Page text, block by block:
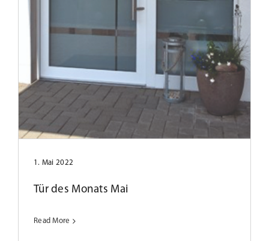
1. Mai 2022
Tür des Monats Mai
Read More
Tür des Monats Oktober 2024